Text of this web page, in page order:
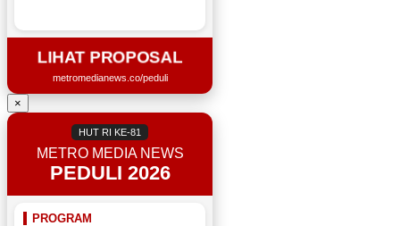
LIHAT PROPOSAL
metromedianews.co/peduli
×
HUT RI KE-81
METRO MEDIA NEWS
PEDULI 2026
PROGRAM